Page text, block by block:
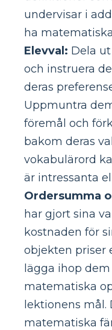
undervisar i
ha
Elevval: Dela
och instruera
deras
Uppmuntra
föremål och
bakom deras
vokabulärord
är intressanta
Ordersumma
har gjort sina
kostnaden för
objekten priser
lägga ihop
matematiska
lektionens mål.
matematiska